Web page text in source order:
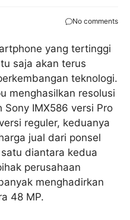
No comments
yang tertinggi
saja akan terus
teknologi.
menghasilkan resolusi
IMX586 versi Pro
reguler, keduanya
jual dari ponsel
diantara kedua
perusahaan
menghadirkan
48 MP.